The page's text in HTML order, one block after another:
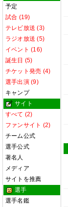
予定
試合 (19)
テレビ放送 (3)
ラジオ放送 (5)
イベント (16)
誕生日 (5)
チケット発売 (4)
選手出演 (9)
キャンプ
サイト
すべて (2)
ファンサイト (2)
チーム公式
選手公式
著名人
メディア
サイトを推薦
選手
選手名鑑